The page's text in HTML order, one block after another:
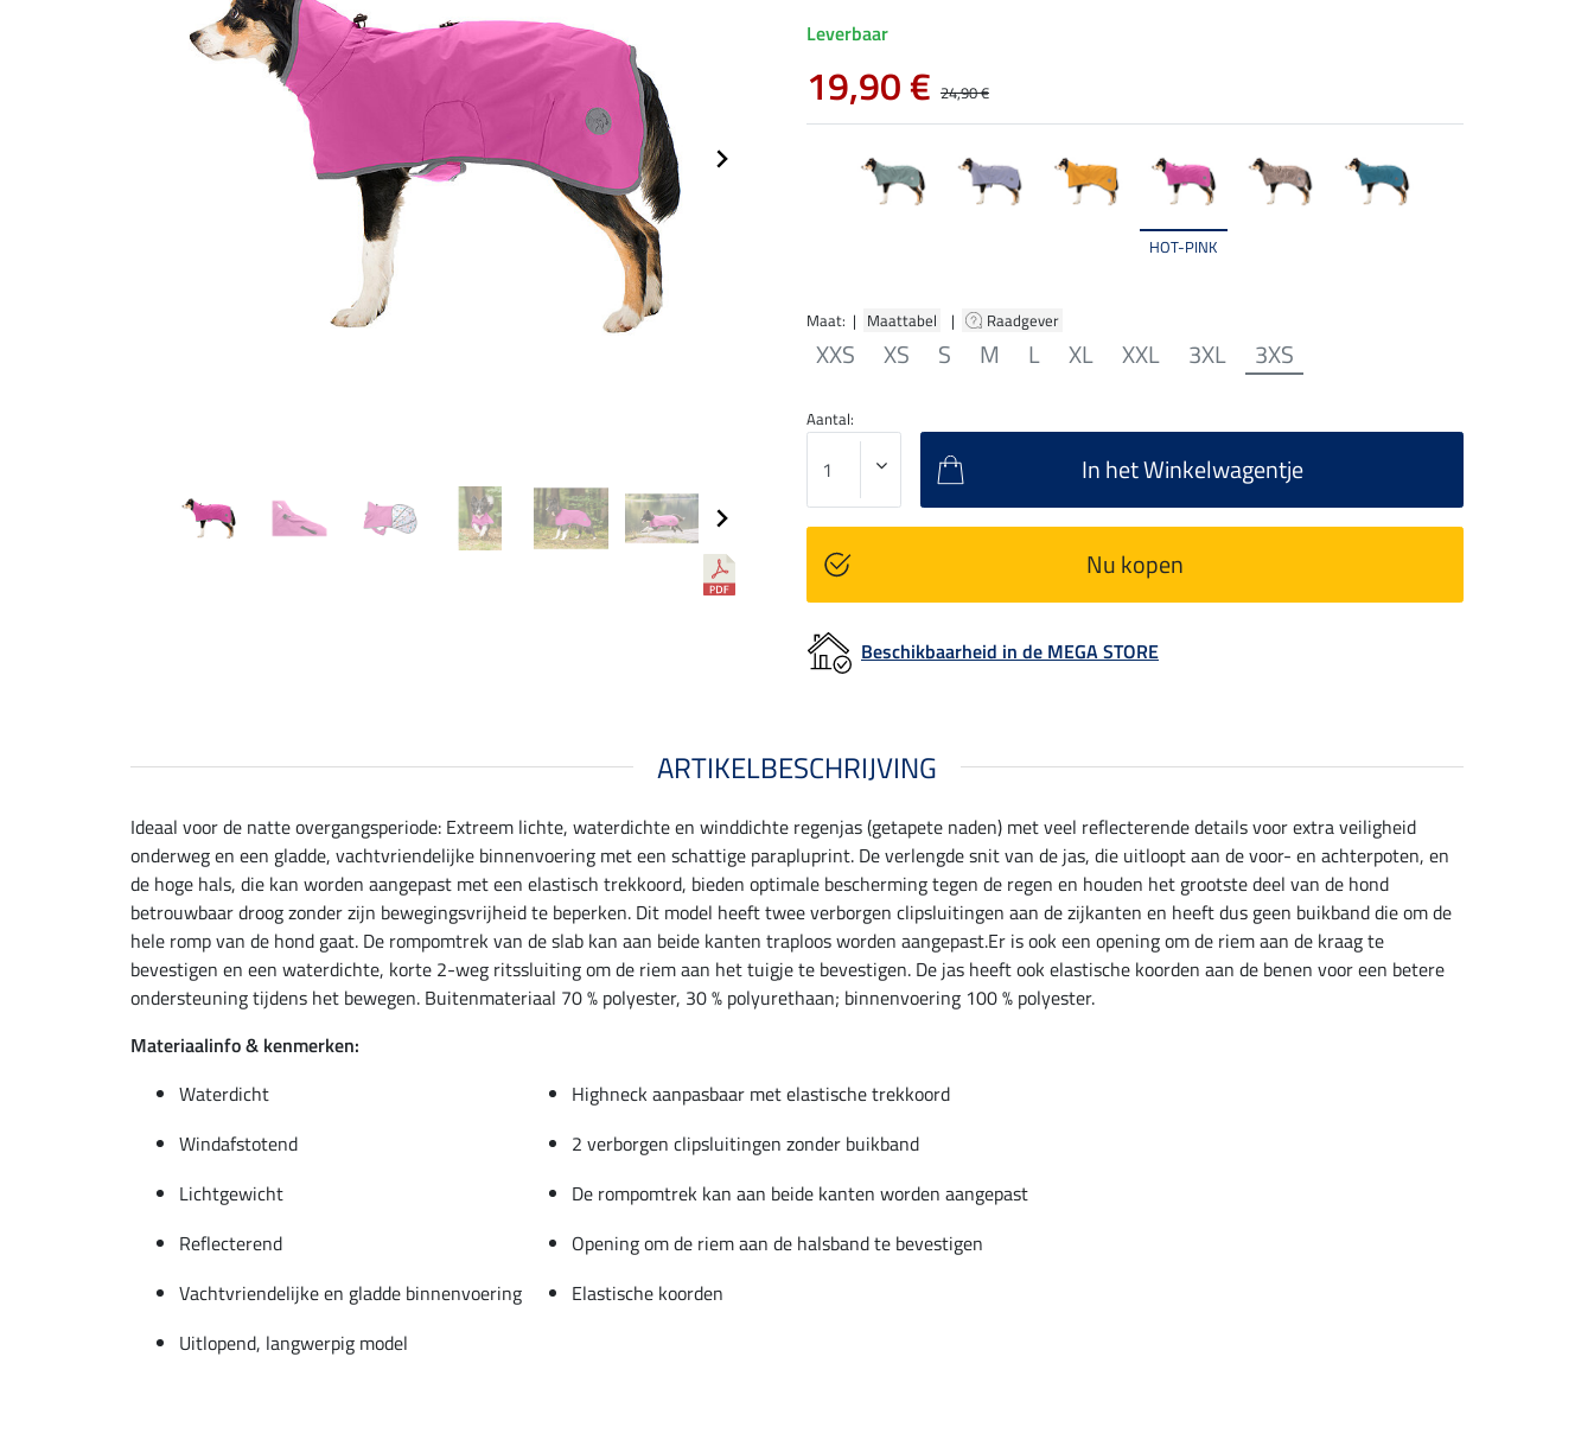
HOT-PINK
Maat: | Maattabel | Raadgever
XXS XS S M L XL XXL 3XL 3XS
Leverbaar
19,90 € 24,90 €
Aantal:
In het Winkelwagentje
Nu kopen
Beschikbaarheid in de MEGA STORE
ARTIKELBESCHRIJVING
Ideaal voor de natte overgangsperiode: Extreem lichte, waterdichte en winddichte regenjas (getapete naden) met veel reflecterende details voor extra veiligheid
onderweg en een gladde, vachtvriendelijke binnenvoering met een schattige parapluprint. De verlengde snit van de jas, die uitloopt aan de voor- en achterpoten, en
de hoge hals, die kan worden aangepast met een elastisch trekkoord, bieden optimale bescherming tegen de regen en houden het grootste deel van de hond
betrouwbaar droog zonder zijn bewegingsvrijheid te beperken. Dit model heeft twee verborgen clipsluitingen aan de zijkanten en heeft dus geen buikband die om de
hele romp van de hond gaat. De rompomtrek van de slab kan aan beide kanten traploos worden aangepast.Er is ook een opening om de riem aan de kraag te
bevestigen en een waterdichte, korte 2-weg ritssluiting om de riem aan het tuigje te bevestigen. De jas heeft ook elastische koorden aan de benen voor een betere
ondersteuning tijdens het bewegen. Buitenmateriaal 70 % polyester, 30 % polyurethaan; binnenvoering 100 % polyester.
Materiaalinfo & kenmerken:
Waterdicht
Highneck aanpasbaar met elastische trekkoord
Windafstotend
2 verborgen clipsluitingen zonder buikband
Lichtgewicht
De rompomtrek kan aan beide kanten worden aangepast
Reflecterend
Opening om de riem aan de halsband te bevestigen
Vachtvriendelijke en gladde binnenvoering
Elastische koorden
Uitlopend, langwerpig model